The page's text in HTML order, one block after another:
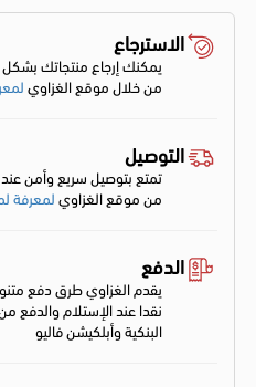
الاسترجاع
يمكنك إرجاع منتجاتك
من خلال موقع الغزاوي
التوصيل
تمتع بتوصيل سريع وأمن عند
من موقع الغزاويلمعرفة
الدفع
يقدم الغزاوي طرق دفع
نقدا عند الإستلام والدفع
البنكية وأبلكيشن فاليو